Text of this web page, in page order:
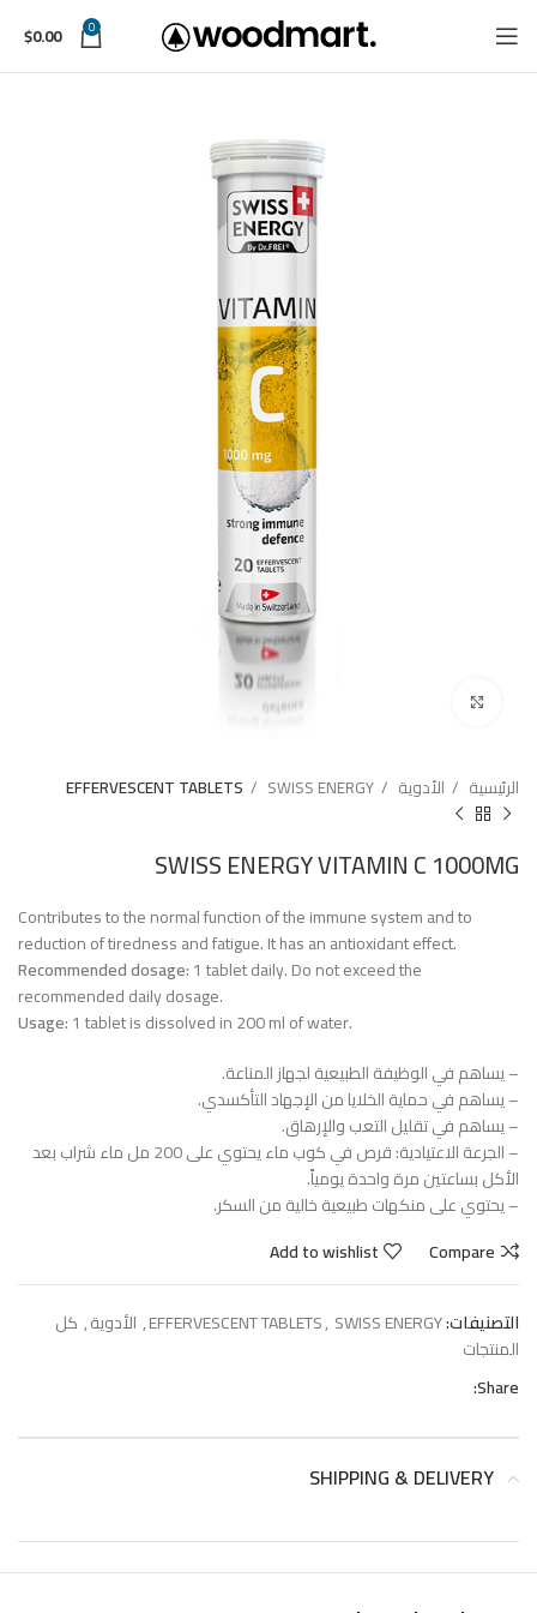
0
$0.00
الرئيسية الأدوية SWISS ENERGY
EFFERVESCENT TABLETS
SWISS ENERGY VITAMIN C 1000MG
Contributes to the normal function of the immune system and to
reduction of tiredness and fatigue. It has an antioxidant effect.
Recommended dosage:1 tablet daily. Do not exceed the
recommended daily dosage.
Usage:1 tablet is dissolved in 200 ml of water.
– يساهم في الوظيفة الطبيعية لجهاز المناعة.
– يساهم في حماية الخلايا من الإجهاد التأكسدي.
– يساهم في تقليل التعب والإرهاق.
– الجرعة الاعتيادية: قرص في كوب ماء يحتوي على 200 مل ماء شراب بعد
الأكل بساعتين مرة واحدة يومياً.
– يحتوي على منكهات طبيعية خالية من السكر.
Compare
Add to wishlist
التصنيفات: EFFERVESCENT TABLETS, SWISS ENERGY
, الأدوية, كل
المنتجات
Share:
SHIPPING & DELIVERY